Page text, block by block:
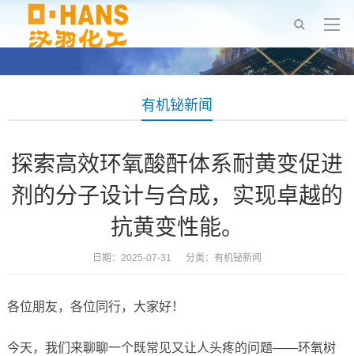
有机铋新闻
探索高效环氧酸酐体系耐黄变促进
剂的分子设计与合成，实现卓越的
抗黄变性能。
日期：2025-07-31 分类： 有机铋新闻
各位朋友，各位同行，大家好！
今天，我们来聊聊一个既常见又让人头疼的问题——环氧树